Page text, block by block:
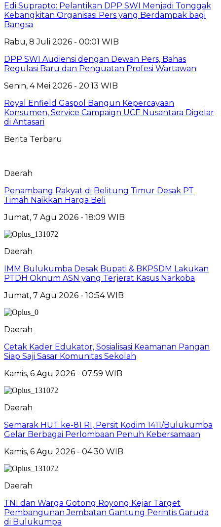
Edi Suprapto: Pelantikan DPP SWI Menjadi Tonggak
Kebangkitan Organisasi Pers yang Berdampak bagi
Bangsa
Rabu, 8 Juli 2026 - 00:01 WIB
DPP SWI Audiensi dengan Dewan Pers, Bahas
Regulasi Baru dan Penguatan Profesi Wartawan
Senin, 4 Mei 2026 - 20:13 WIB
Royal Enfield Gaspol Bangun Kepercayaan
Konsumen, Service Campaign UCE Nusantara Digelar
di Antasari
Berita Terbaru
Daerah
Penambang Rakyat di Belitung Timur Desak PT
Timah Naikkan Harga Beli
Jumat, 7 Agu 2026 - 18:09 WIB
Daerah
IMM Bulukumba Desak Bupati & BKPSDM Lakukan
PTDH Oknum ASN yang Terjerat Kasus Narkoba
Jumat, 7 Agu 2026 - 10:54 WIB
Daerah
Cetak Kader Edukator, Sosialisasi Keamanan Pangan
Siap Saji Sasar Komunitas Sekolah
Kamis, 6 Agu 2026 - 07:59 WIB
Daerah
Semarak HUT ke-81 RI, Persit Kodim 1411/Bulukumba
Gelar Berbagai Perlombaan Penuh Kebersamaan
Kamis, 6 Agu 2026 - 04:30 WIB
Daerah
TNI dan Warga Gotong Royong Kejar Target
Pembangunan Jembatan Gantung Perintis Garuda
di Bulukumpa